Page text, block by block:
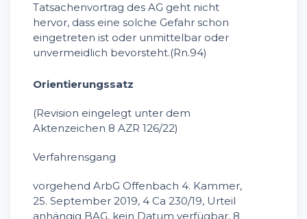
Tatsachenvortrag des AG geht nicht
hervor, dass eine solche Gefahr schon
eingetreten ist oder unmittelbar oder
unvermeidlich bevorsteht.(Rn.94)
Orientierungssatz
(Revision eingelegt unter dem
Aktenzeichen 8 AZR 126/22)
Verfahrensgang
vorgehend ArbG Offenbach 4. Kammer,
25. September 2019, 4 Ca 230/19, Urteil
anhängig BAG, kein Datum verfügbar, 8